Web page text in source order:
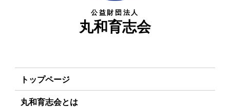
公益財団法人
丸和育志会
トップページ
丸和育志会とは